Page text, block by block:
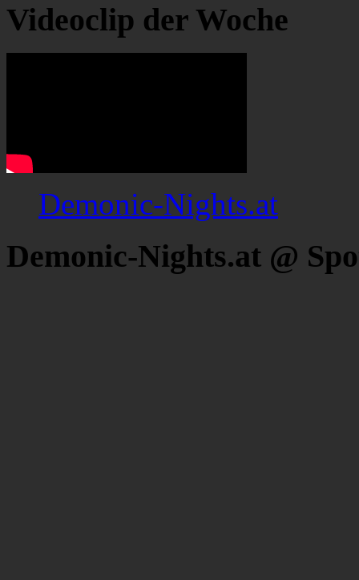
Videoclip der Woche
Demonic-Nights.at
Demonic-Nights.at @